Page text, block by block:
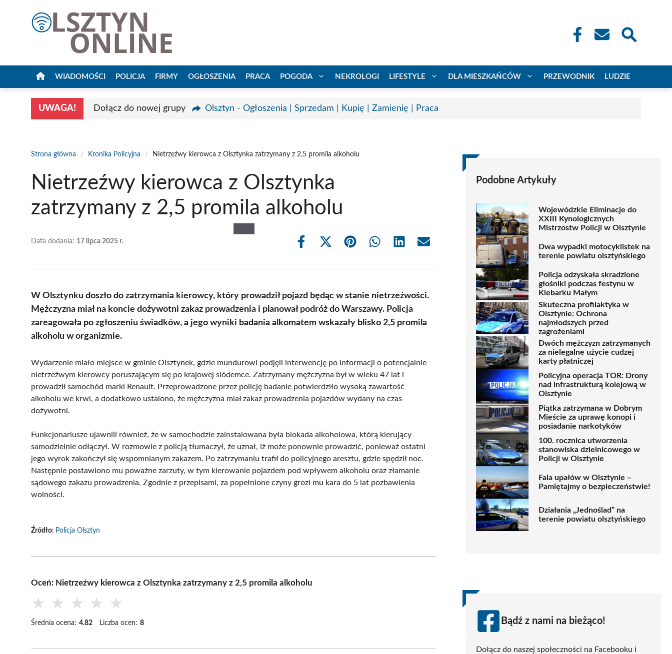
WIADOMOŚCI POLICJA FIRMY OGŁOSZENIA PRACA POGODA NEKROLOGI LIFESTYLE DLA MIESZKAŃCÓW PRZEWODNIK LUDZIE
UWAGA! Dołącz do nowej grupy Olsztyn - Ogłoszenia | Sprzedam | Kupię | Zamienię | Praca
Strona główna / Kronika Policyjna / Nietrzeźwy kierowca z Olsztynka zatrzymany z 2,5 promila alkoholu
Nietrzeźwy kierowca z Olsztynka
zatrzymany z 2,5 promila alkoholu
Data dodania: 17 lipca 2025 r.
Share
Share
(Twitter)
Share Share Share Share
W Olsztynku doszło do zatrzymania kierowcy, który prowadził pojazd będąc w stanie nietrzeźwości.
Mężczyzna miał na koncie dożywotni zakaz prowadzenia i planował podróż do Warszawy. Policja
zareagowała po zgłoszeniu świadków, a jego wyniki badania alkomatem wskazały blisko 2,5 promila
alkoholu w organizmie.
Wydarzenie miało miejsce w gminie Olsztynek, gdzie mundurowi podjęli interwencję po informacji o potencjalnie
nietrzeźwym kierowcy poruszającym się po krajowej siódemce. Zatrzymany mężczyzna był w wieku 47 lat i
prowadził samochód marki Renault. Przeprowadzone przez policję badanie potwierdziło wysoką zawartość
alkoholu we krwi, a dodatkowo ustalono, że mężczyzna miał zakaz prowadzenia pojazdów wydany na czas
dożywotni.
Funkcjonariusze ujawnili również, że w samochodzie zainstalowana była blokada alkoholowa, którą kierujący
samodzielnie odłączył. W rozmowie z policją tłumaczył, że uznał, iż może ponownie prowadzić, ponieważ ostatni
jego wyrok zakończył się wspomnianym zakazem. Po zatrzymaniu trafił do policyjnego aresztu, gdzie spędził noc.
Następnie postawiono mu poważne zarzuty, w tym kierowanie pojazdem pod wpływem alkoholu oraz złamanie
sądowego zakazu prowadzenia. Zgodnie z przepisami, za popełnione czyny grozi mu kara do 5 lat pozbawienia
wolności.
Źródło: Policja Olsztyn
Oceń: Nietrzeźwy kierowca z Olsztynka zatrzymany z 2,5 promila alkoholu
★ ★ ★ ★ ★
Średnia ocena: 4.82 Liczba ocen: 8
Podobne Artykuły
Wojewódzkie Eliminacje do
XXIII Kynologicznych
Mistrzostw Policji w Olsztynie
Dwa wypadki motocyklistek na
terenie powiatu olsztyńskiego
Policja odzyskała skradzione
głośniki podczas festynu w
Klebarku Małym
Skuteczna profilaktyka w
Olsztynie: Ochrona
najmłodszych przed
zagrożeniami
Dwóch mężczyzn zatrzymanych
za nielegalne użycie cudzej
karty płatniczej
Policyjna operacja TOR: Drony
nad infrastrukturą kolejową w
Olsztynie
Piątka zatrzymana w Dobrym
Mieście za uprawę konopi i
posiadanie narkotyków
100. rocznica utworzenia
stanowiska dzielnicowego w
Policji w Olsztynie
Fala upałów w Olsztynie –
Pamiętajmy o bezpieczeństwie!
Działania „Jednoślad” na
terenie powiatu olsztyńskiego
Bądź z nami na bieżąco!
Dołącz do naszej społeczności na Facebooku i